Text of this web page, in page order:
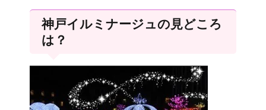
神戸イルミナージュの見どころ
は？